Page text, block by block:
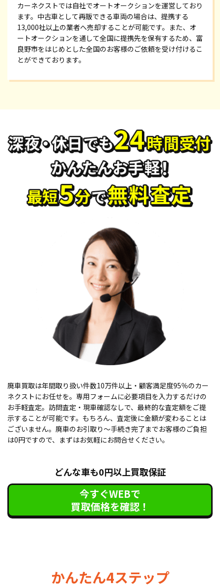
カーネクストでは自社でオートオークションを運営しており
ます。中古車として再販できる車両の場合は、提携する
13,000社以上の業者へ売却することが可能です。また、オ
ートオークションを通して全国に提携先を保有するため、富
良野市をはじめとした全国のお客様のご依頼を受け付けるこ
とができております。
廃車買取は年間取り扱い件数10万件以上・顧客満足度95％のカー
ネクストにお任せを。専用フォームに必要項目を入力するだけの
お手軽査定。訪問査定・現車確認なしで、最終的な査定額をご提
示することが可能です。もちろん、査定後に金額が変わることは
ございません。廃車のお引取り〜手続き完了までお客様のご負担
は0円ですので、まずはお気軽にお問合せください。
どんな車も0円以上買取保証
今すぐWEBで
買取価格を確認！
かんたん4ステップ